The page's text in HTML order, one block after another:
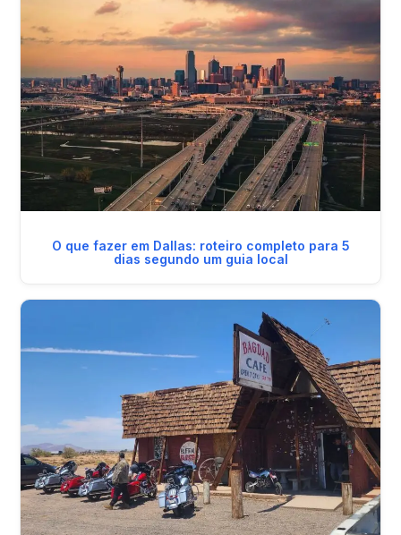
O que fazer em Dallas: roteiro completo para 5
dias segundo um guia local